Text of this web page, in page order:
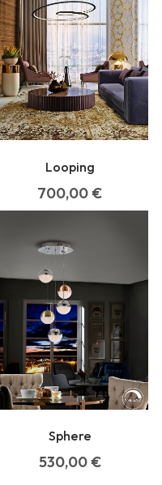
Looping
700,00€
Sphere
530,00€